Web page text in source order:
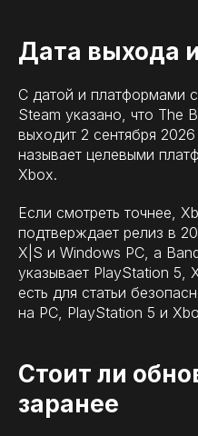
Дата выхода
С датой и платформами
Steam указано, что The
выходит 2 сентября
называет целевыми
Xbox.
Если смотреть точнее,
подтверждает релиз в
X|S и Windows PC, а
указывает PlayStation 5,
есть для статьи
на PC, PlayStation 5 и
Стоит ли
заранее